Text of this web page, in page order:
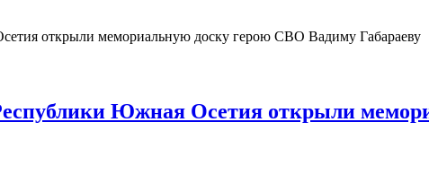
Южная Осетия открыли